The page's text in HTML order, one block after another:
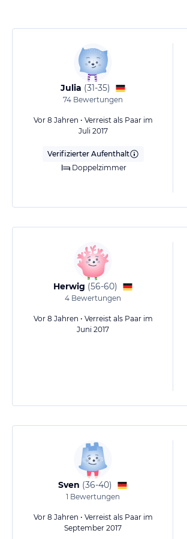
Julia (31-35)
74 Bewertungen
Vor 8 Jahren • Verreist als Paar im
Juli 2017
Verifizierter Aufenthalt
Doppelzimmer
Herwig (56-60)
4 Bewertungen
Vor 8 Jahren • Verreist als Paar im
Juni 2017
Sven (36-40)
1 Bewertungen
Vor 8 Jahren • Verreist als Paar im
September 2017